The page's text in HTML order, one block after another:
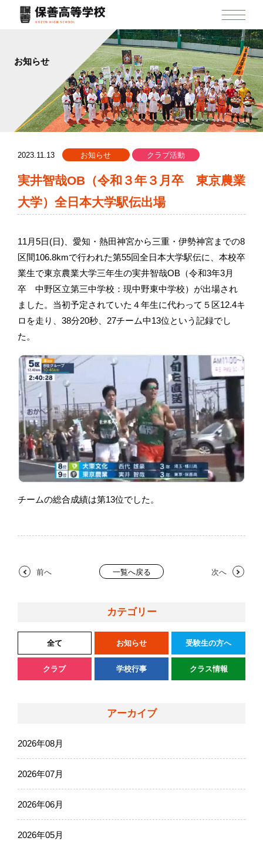
お知らせ
2023.11.13 お知らせ クラブ活動
実井智哉OB（令和３年３月卒 東京農業
大学）全日本大学駅伝出場
11月5日(日)、愛知・熱田神宮から三重・伊勢神宮までの8
区間106.8kmで行われた第55回全日本大学駅伝に、本校卒
業生で東京農業大学三年生の実井智哉OB（令和3年3月
卒 中野区立第三中学校：現中野東中学校）が出場され
ました。当初予定されていた４年生に代わって５区12.4キ
ロを走り、38分20秒、27チーム中13位という記録でし
た。
チームの総合成績は第13位でした。
前へ 一覧へ戻る 次へ
カテゴリー
全て お知らせ 受験生の方へ
クラブ 学校行事 クラス情報
アーカイブ
2026年08月
2026年07月
2026年06月
2026年05月